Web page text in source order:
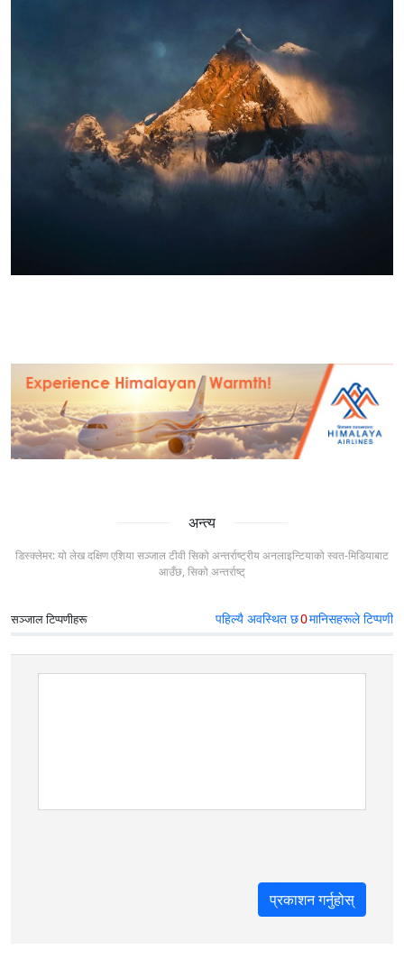
अन्त्य
डिस्क्लेमर: यो लेख दक्षिण एशिया सञ्जाल टीवी सिको अन्तर्राष्ट्रीय अनलाइन्टियाको स्वत-मिडियाबाट
आउँछ, सिको अन्तर्राष्ट्
सञ्जाल टिप्पणीहरू पहिल्यै अवस्थित छ0मानिसहरूले टिप्पणी